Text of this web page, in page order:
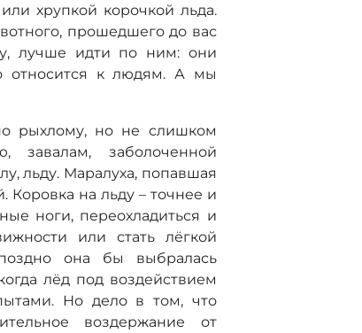
хрупкой корочкой льда.
прошедшего до вас
лучше идти по ним: они
относится к людям. А мы
рыхлому, но не слишком
завалам, заболоченной
льду. Маралуха, попавшая
Коровка на льду – точнее и
ноги, переохладиться и
или стать лёгкой
она бы выбралась
лёд под воздействием
Но дело в том, что
воздержание от